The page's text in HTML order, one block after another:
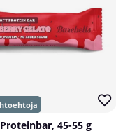
45-55 g